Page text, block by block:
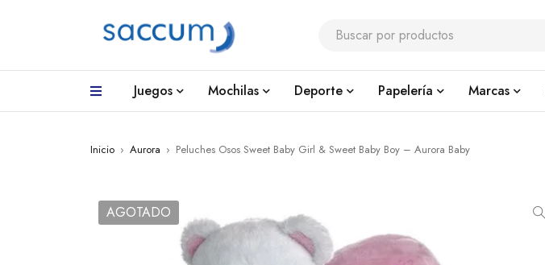
Juegos Mochilas Deporte Papelería Marcas
Inicio › Aurora › Peluches Osos Sweet Baby Girl & Sweet Baby Boy – Aurora Baby
AGOTADO